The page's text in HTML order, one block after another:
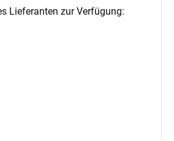
Lieferanten zur Verfügung: